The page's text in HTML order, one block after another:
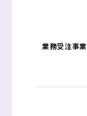
業務受注事